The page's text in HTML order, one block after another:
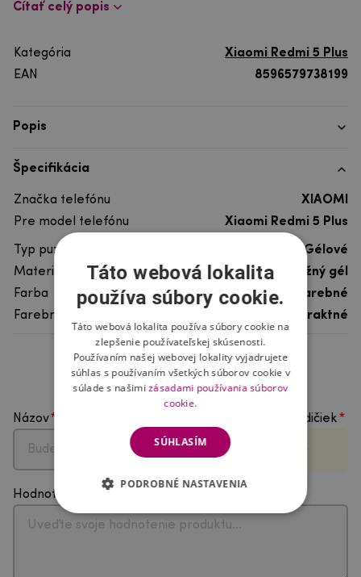
Čítať celý popis
Kategória
Xiaomi Redmi 5 Plus
EAN
8596579738199
Popis
Špecifikácia
Značka telefónu
XIAOMI
Pre model telefónu
Xiaomi Redmi 5 Plus
Typ puzdra
Gélové
Materiál
pružný gél
Farba
viacfarebné
Farebný motív
Abstraktné
Hodnotenie produktu
Názov Vyberte počet hviezdičiek
Hodnotenie
Táto webová lokalita
používa súbory cookie.
Táto webová lokalita používa súbory cookie na
zlepšenie používateľskej skúsenosti.
Používaním našej webovej lokality vyjadrujete
súhlas s používaním všetkých súborov cookie v
súlade s našimizásadami používania súborov
cookie.
SÚHLASÍM
PODROBNÉ NASTAVENIA